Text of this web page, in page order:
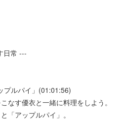
日常 ---
プルパイ」(01:01:56)
なす優衣と一緒に料理をしよう。
「アップルパイ」。